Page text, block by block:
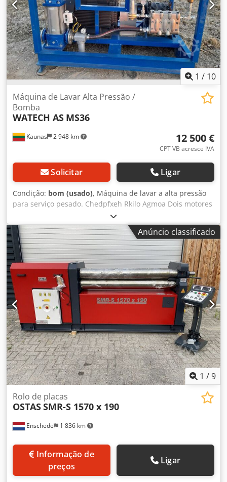
funcionamento/hidromassagem, estação de fuso, gabinete
de controle de aço inoxidável com sistema de controle,
estrutura de aço inoxidável com plataforma de operação,
escadas, tubulação, bombas e conexões
1 / 10
Kaunas 2 948 km
Máquina de Lavar Alta Pressão /
Bomba
WATECH AS MS36
12 500 €
CPT VB acresce IVA
Solicitar Ligar
Condição: bom (usado), Máquina de lavar a alta pressão
para serviço pesado. Chedpfxeh Rkilo Agmoa Dois motores
- 90kW + 1,5kW A máquina foi utilizada durante algumas
horas e depois armazenada no armazém. A entrega está
disponível.
Anúncio classificado
1 /9
Enschede 1 836 km
Rolo de placas
OSTASSMR-S 1570 x 190
preços
Ligar